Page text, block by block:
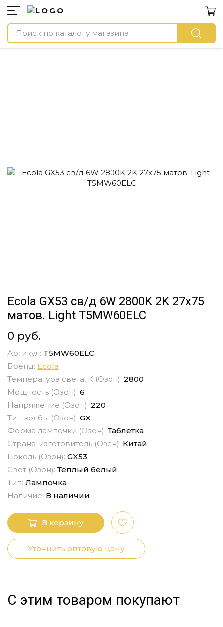
Ecola GX53 св/д 6W 2800K 2K 27x75
матов. Light T5MW60ELC
0 руб.
Артикул: T5MW60ELC
Бренд: Ecola
Температура света, К (Озон): 2800
Мощность (Озон): 6
Напряжение (Озон): 220
Тип колбы (Озон): GX
Форма лампочки (Озон): Таблетка
Страна-изготовитель (Озон): Китай
Цоколь (Озон): GX53
Свет (Озон): Теплый белый
Тип: Лампочка
Наличие: В наличии
В корзину
Уточнить оптовую цену
С этим товаром покупают